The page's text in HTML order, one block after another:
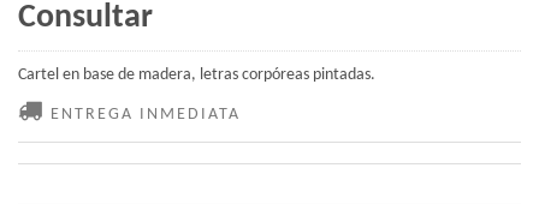
Consultar
Cartel en base de madera, letras corpóreas pintadas.
ENTREGA INMEDIATA